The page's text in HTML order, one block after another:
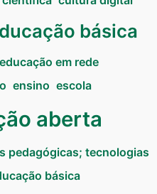
básica
educação em rede
ensino escola
aberta
pedagógicas; tecnologias
básica